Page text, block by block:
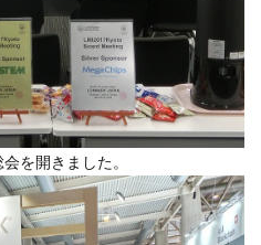
を開きました。